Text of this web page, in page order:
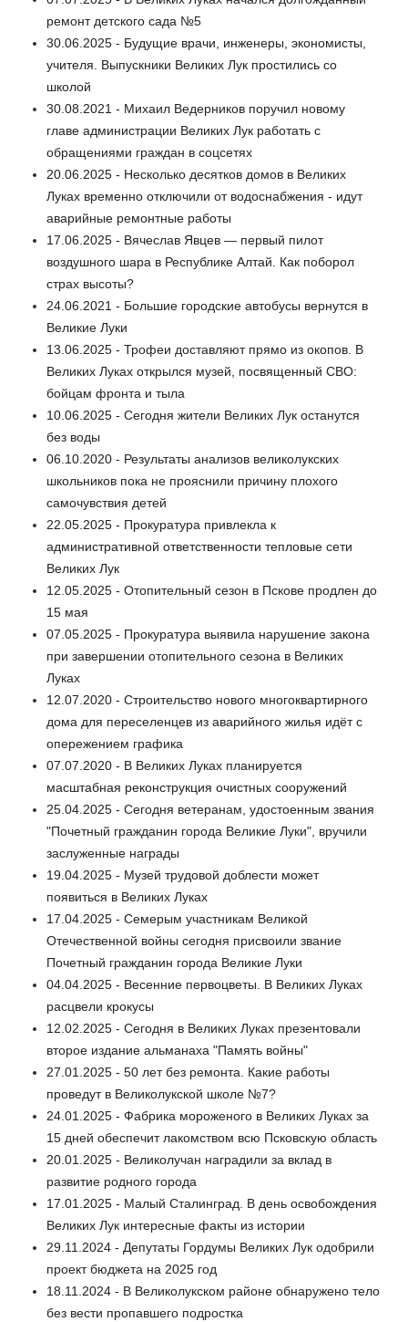
ремонт детского сада №5
30.06.2025 - Будущие врачи, инженеры, экономисты,
учителя. Выпускники Великих Лук простились со
школой
30.08.2021 - Михаил Ведерников поручил новому
главе администрации Великих Лук работать с
обращениями граждан в соцсетях
20.06.2025 - Несколько десятков домов в Великих
Луках временно отключили от водоснабжения - идут
аварийные ремонтные работы
17.06.2025 - Вячеслав Явцев — первый пилот
воздушного шара в Республике Алтай. Как поборол
страх высоты?
24.06.2021 - Большие городские автобусы вернутся в
Великие Луки
13.06.2025 - Трофеи доставляют прямо из окопов. В
Великих Луках открылся музей, посвященный СВО:
бойцам фронта и тыла
10.06.2025 - Сегодня жители Великих Лук останутся
без воды
06.10.2020 - Результаты анализов великолукских
школьников пока не прояснили причину плохого
самочувствия детей
22.05.2025 - Прокуратура привлекла к
административной ответственности тепловые сети
Великих Лук
12.05.2025 - Отопительный сезон в Пскове продлен до
15 мая
07.05.2025 - Прокуратура выявила нарушение закона
при завершении отопительного сезона в Великих
Луках
12.07.2020 - Строительство нового многоквартирного
дома для переселенцев из аварийного жилья идёт с
опережением графика
07.07.2020 - В Великих Луках планируется
масштабная реконструкция очистных сооружений
25.04.2025 - Сегодня ветеранам, удостоенным звания
"Почетный гражданин города Великие Луки", вручили
заслуженные награды
19.04.2025 - Музей трудовой доблести может
появиться в Великих Луках
17.04.2025 - Семерым участникам Великой
Отечественной войны сегодня присвоили звание
Почетный гражданин города Великие Луки
04.04.2025 - Весенние первоцветы. В Великих Луках
расцвели крокусы
12.02.2025 - Сегодня в Великих Луках презентовали
второе издание альманаха "Память войны"
27.01.2025 - 50 лет без ремонта. Какие работы
проведут в Великолукской школе №7?
24.01.2025 - Фабрика мороженого в Великих Луках за
15 дней обеспечит лакомством всю Псковскую область
20.01.2025 - Великолучан наградили за вклад в
развитие родного города
17.01.2025 - Малый Сталинград. В день освобождения
Великих Лук интересные факты из истории
29.11.2024 - Депутаты Гордумы Великих Лук одобрили
проект бюджета на 2025 год
18.11.2024 - В Великолукском районе обнаружено тело
без вести пропавшего подростка